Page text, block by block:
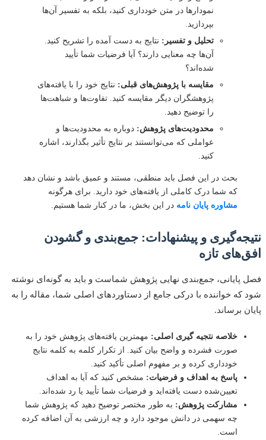
نمودارها در متن خودداری کنید، بلکه به تفسیر آن‌ها
بپردازید.
تحلیل و تفسیر:نتایج به دست آمده را تشریح کنید.
آن‌ها چه معنایی دارند؟ آیا فرضیات شما تأیید
شده‌اند؟
مقایسه با پژوهش‌های قبلی:نتایج خود را با یافته‌های
پژوهشگران دیگر مقایسه کنید. تفاوت‌ها و شباهت‌ها
را توضیح دهید.
محدودیت‌های پژوهش:دوباره به محدودیت‌ها و
عواملی که می‌توانستند بر نتایج تأثیر بگذارند، اشاره
بحث در این فصل باید منطقی، مستند و عمیق باشد و نشان دهد
که شما درک کاملی از یافته‌های خود دارید. برای هرگونه
مشاوره پایان نامهدر این بخش، ما در کنار شما هستیم.
و پیشنهادات: جمع‌بندی و گشودن
تازه
جمع‌بندی نهایی پژوهش شماست و باید به گونه‌ای نوشته
خواننده با درکی جامع از دستاوردهای اصلی شما، مقاله را به
برساند.
خلاصه نتجیه گیری اصلی:مهمترین یافته‌های پژوهش خود را به
صورت فشرده و واضح بیان کنید. از تکرار کلمه به کلمه نتایج
خودداری کرده و بر مفهوم اصلی تأکید کنید.
پاسخ به اهداف و فرضیات:مشخص کنید که آیا به اهداف
تعیین‌شده دست یافته‌اید و فرضیات شما تأیید یا رد شده‌اند.
مشارکت پژوهش:به طور مختصر توضیح دهید که پژوهش شما
چه سهمی در دانش موجود دارد و چه ارزشی به آن اضافه کرده